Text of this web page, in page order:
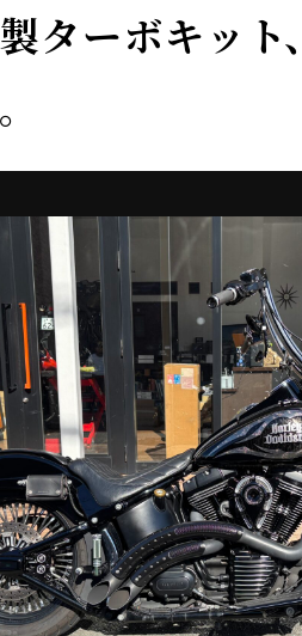
ターボキッ